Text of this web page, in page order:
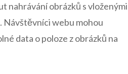
nahrávání obrázků s vloženými
Návštěvníci webu mohou
data o poloze z obrázků na